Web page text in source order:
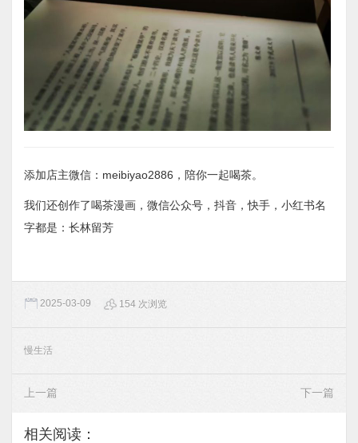
添加店主微信：meibiyao2886，陪你一起喝茶。
我们还创作了喝茶漫画，微信公众号，抖音，快手，小红书名
字都是：长林留芳
2025-03-09 154 次浏览
慢生活
上一篇 下一篇
相关阅读：